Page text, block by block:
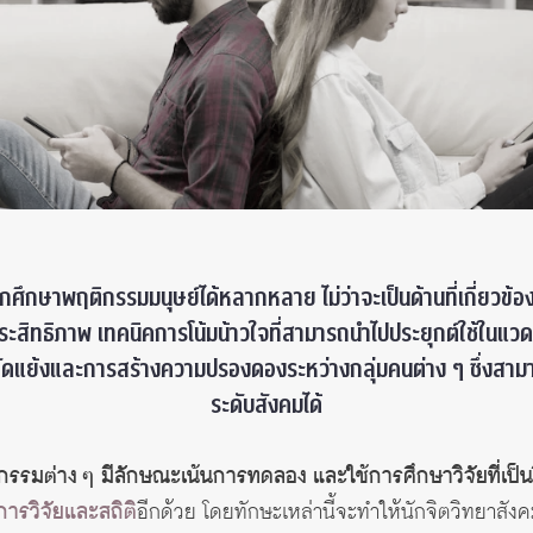
กษาพฤติกรรมมนุษย์ได้หลากหลาย ไม่ว่าจะเป็นด้านที่เกี่ยวข้
สิทธิภาพ เทคนิคการโน้มน้าวใจที่สามารถนำไปประยุกต์ใช้ในแ
แย้งและการสร้างความปรองดองระหว่างกลุ่มคนต่าง ๆ ซึ่งสาม
ระดับสังคมได้
รมต่าง ๆ มีลักษณะเน้นการทดลอง และใช้การศึกษาวิจัยที่เป็
รวิจัยและสถิติอีกด้วย โดยทักษะเหล่านี้จะทำให้นักจิตวิทยาสัง